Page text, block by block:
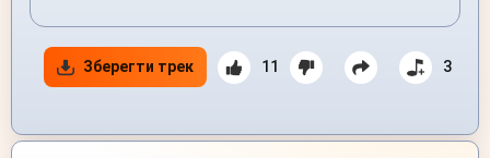
Зберегти трек 11 3